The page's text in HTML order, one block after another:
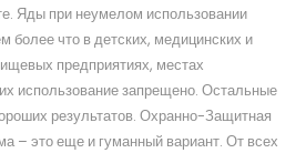
Яды при неумелом использовании
более что в детских, медицинских и
предприятиях, местах
использование запрещено. Остальные
результатов. Охранно-Защитная
– это еще и гуманный вариант. От всех